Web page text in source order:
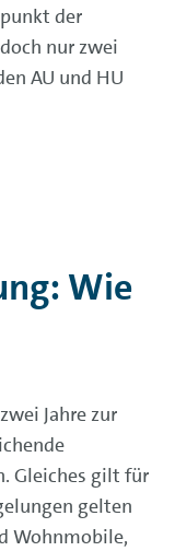
der
nur zwei
AU und HU
Wie
Jahre zur
Gleiches gilt für
gelten
Wohnmobile,